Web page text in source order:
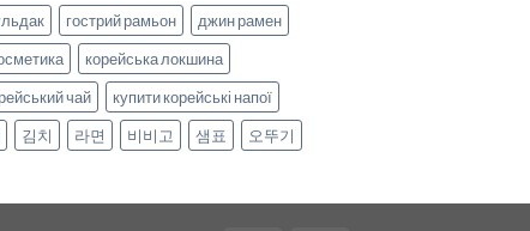
гострий рамьон
джин рамен
корейська локшина
чай
купити корейські напої
김치 라면 비비고 샘표 오뚜기